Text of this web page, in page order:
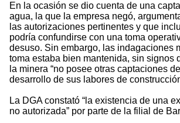
En la ocasión se dio cuenta de una
agua, la que la empresa negó,
las autorizaciones pertinentes y que
podría confundirse con una toma
desuso. Sin embargo, las indagaciones
toma estaba bien mantenida, sin signos
la minera “no posee otras captaciones
desarrollo de sus labores de
La DGA constató “la existencia de una
no autorizada” por parte de la filial de